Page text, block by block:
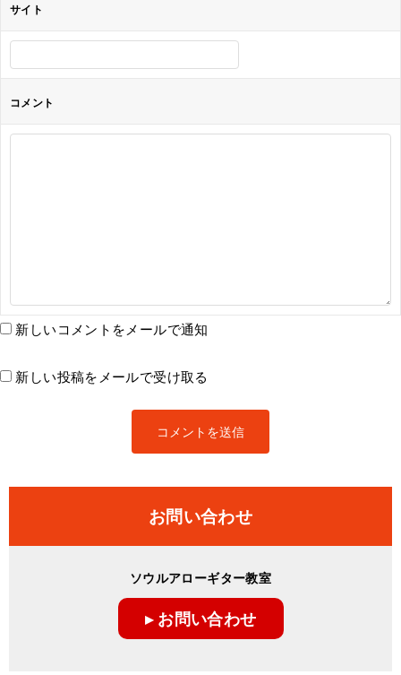
サイト
コメント
新しいコメントをメールで通知
新しい投稿をメールで受け取る
お問い合わせ
ソウルアローギター教室
▸ お問い合わせ